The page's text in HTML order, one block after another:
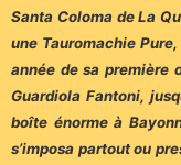
Santa Coloma de La
une Tauromachie
année de sa première
Guardiola Fantoni,
boîte énorme à
s’imposa partout ou